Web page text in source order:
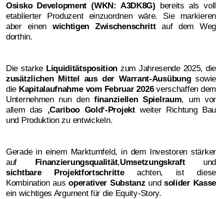
Osisko Development (WKN: A3DK8G) bereits als voll
etablierter Produzent einzuordnen wäre. Sie markieren
aber einen wichtigen Zwischenschrittauf dem Weg
dorthin.
Die starke Liquiditätsposition zum Jahresende 2025, die
zusätzlichen Mittel aus der Warrant-Ausübungsowie
die Kapitalaufnahme vom Februar 2026verschaffen dem
Unternehmen nun den finanziellen Spielraum, um vor
allem das ‚Cariboo Gold‘-Projektweiter Richtung Bau
und Produktion zu entwickeln.
Gerade in einem Marktumfeld, in dem Investoren stärker
auf Finanzierungsqualität,Umsetzungskraftund
sichtbare Projektfortschritteachten, ist diese
Kombination ausoperativer Substanz und solider Kasse
ein wichtiges Argument für die Equity-Story.